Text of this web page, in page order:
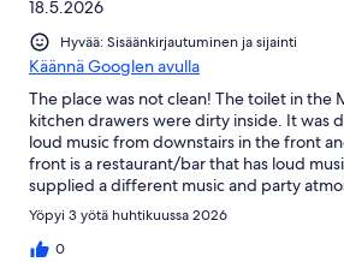
18.5.2026
Hyvää: Sisäänkirjautuminen ja sijainti
Käännä Googlen avulla
The place was not clean! The toilet in the
kitchen drawers were dirty inside. It was
loud music from downstairs in the front
front is a restaurant/bar that has loud
supplied a different music and party
not equipped for cooking. The coffee
and doesn’t work well. Location is
great!
Yöpyi 3 yötä huhtikuussa 2026
0